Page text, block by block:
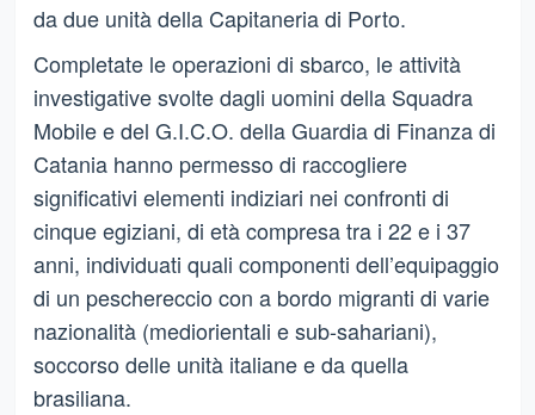
da due unità della Capitaneria di Porto.
Completate le operazioni di sbarco, le attività
investigative svolte dagli uomini della Squadra
Mobile e del G.I.C.O. della Guardia di Finanza di
Catania hanno permesso di raccogliere
significativi elementi indiziari nei confronti di
cinque egiziani, di età compresa tra i 22 e i 37
anni, individuati quali componenti dell’equipaggio
di un peschereccio con a bordo migranti di varie
nazionalità (mediorientali e sub-sahariani),
soccorso delle unità italiane e da quella
brasiliana.